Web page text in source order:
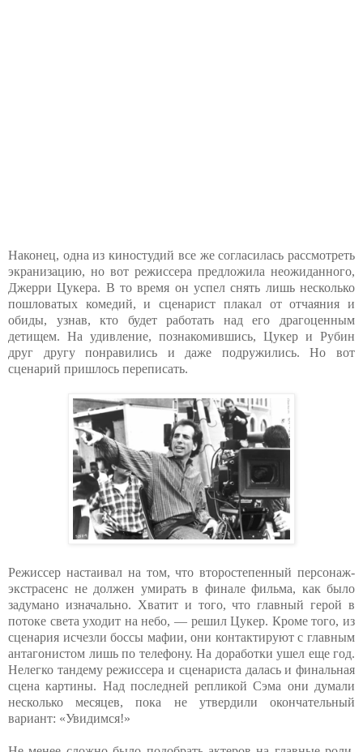
Наконец, одна из киностудий все же согласилась рассмотреть
экранизацию, но вот режиссера предложила неожиданного,
Джерри Цукера. В то время он успел снять лишь несколько
пошловатых комедий, и сценарист плакал от отчаяния и
обиды, узнав, кто будет работать над его драгоценным
детищем. На удивление, познакомившись, Цукер и Рубин
друг другу понравились и даже подружились. Но вот
сценарий пришлось переписать.
Режиссер настаивал на том, что второстепенный персонаж-
экстрасенс не должен умирать в финале фильма, как было
задумано изначально. Хватит и того, что главный герой в
потоке света уходит на небо, — решил Цукер. Кроме того, из
сценария исчезли боссы мафии, они контактируют с главным
антагонистом лишь по телефону. На доработки ушел еще год.
Нелегко тандему режиссера и сценариста далась и финальная
сцена картины. Над последней репликой Сэма они думали
несколько месяцев, пока не утвердили окончательный
вариант: «Увидимся!»